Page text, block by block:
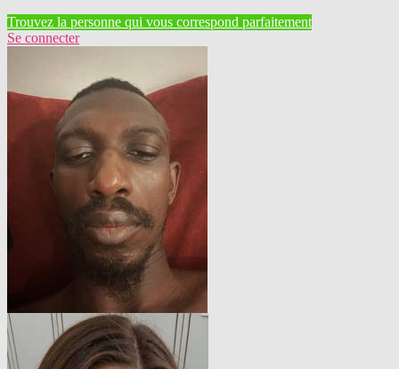
Trouvez la personne qui vous correspond parfaitement
Se connecter